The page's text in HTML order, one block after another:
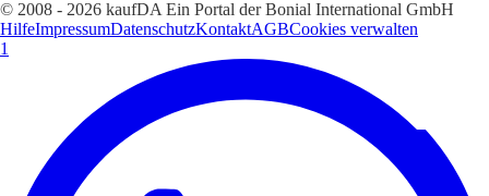
© 2008 - 2026 kaufDA Ein Portal der Bonial International GmbH
HilfeImpressumDatenschutzKontaktAGBCookies verwalten
1